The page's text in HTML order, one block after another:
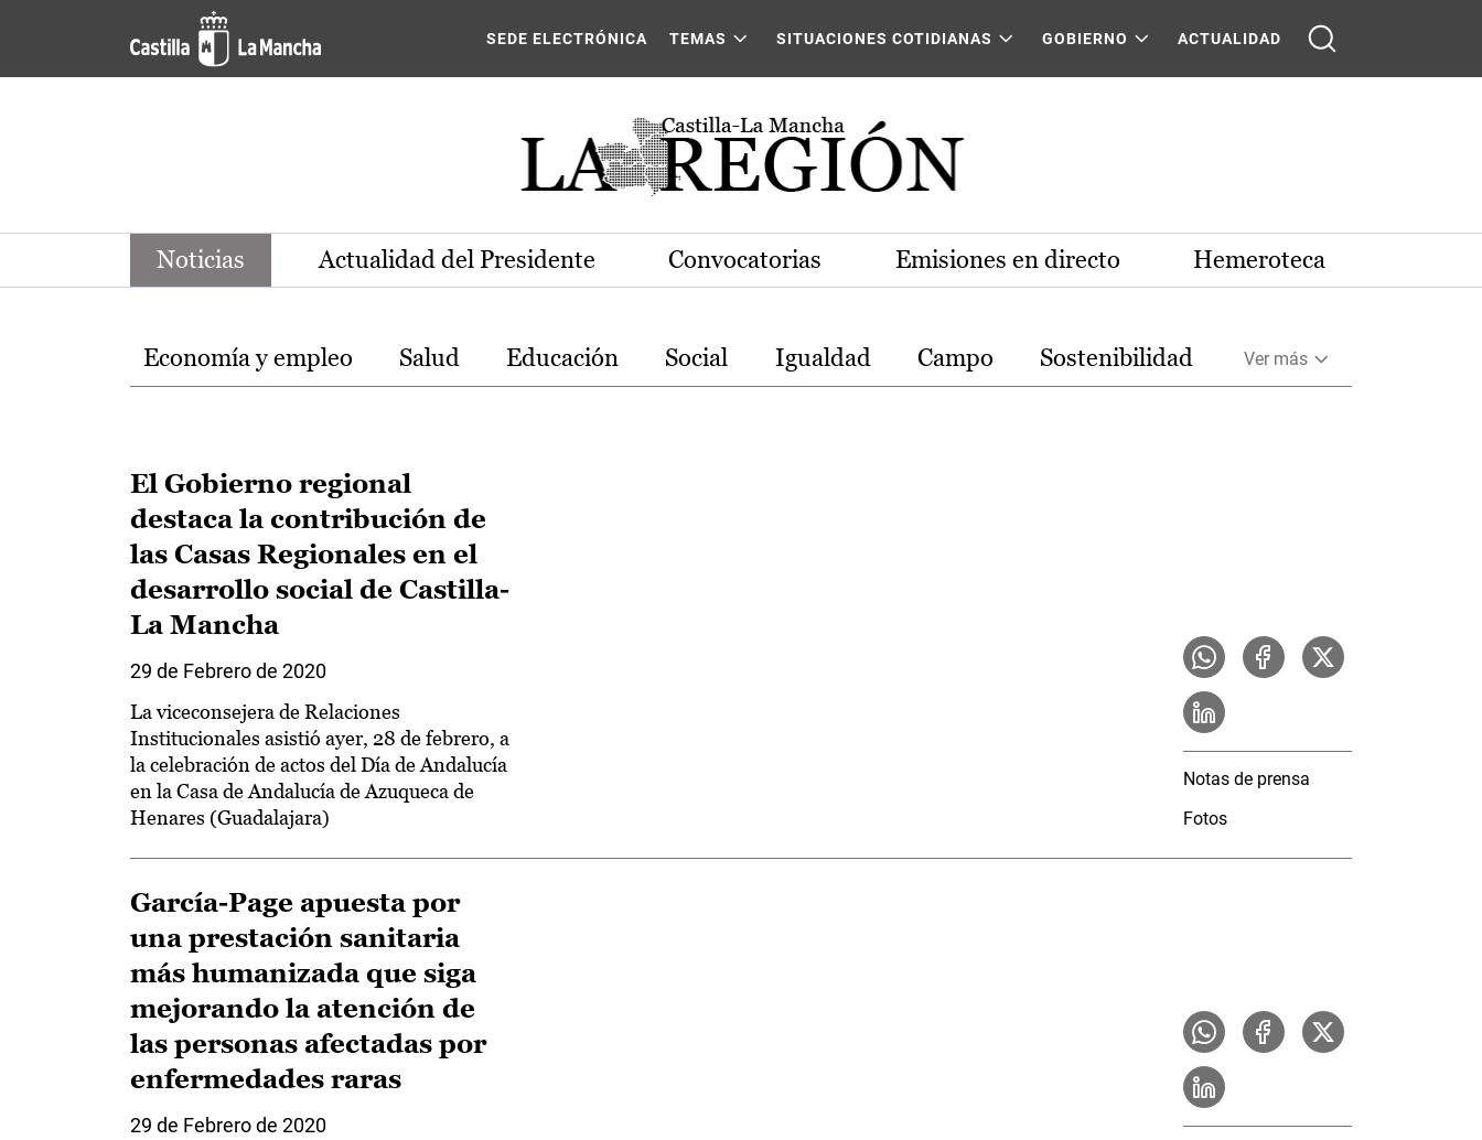
Pasar al contenido principal
Noticias de la región de Castilla-La Mancha
SEDE ELECTRÓNICA TEMAS SITUACIONES COTIDIANAS GOBIERNO ACTUALIDAD
Noticias Actualidad del Presidente Convocatorias Emisiones en directo Hemeroteca
Temas
Economía y empleo Salud Educación Social Igualdad Campo Sostenibilidad Ver más
El Gobierno regional
destaca la contribución de
las Casas Regionales en el
desarrollo social de Castilla-
La Mancha
29 de Febrero de 2020
La viceconsejera de Relaciones
Institucionales asistió ayer, 28 de febrero, a
la celebración de actos del Día de Andalucía
en la Casa de Andalucía de Azuqueca de
Henares (Guadalajara)
Notas de prensa
Fotos
García-Page apuesta por
una prestación sanitaria
más humanizada que siga
mejorando la atención de
las personas afectadas por
enfermedades raras
29 de Febrero de 2020